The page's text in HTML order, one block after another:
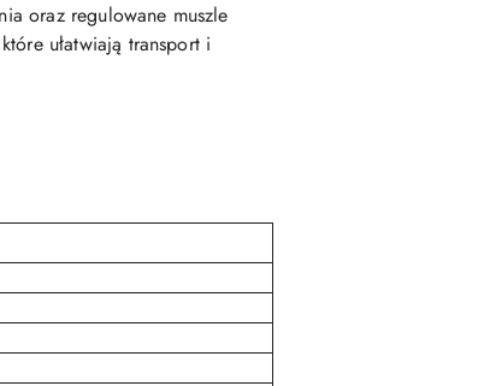
oraz regulowane muszle
ułatwiają transport i